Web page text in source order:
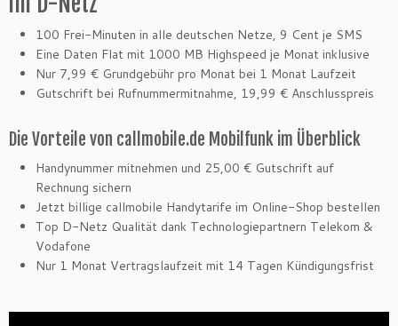
100 Frei-Minuten in alle deutschen Netze, 9 Cent je SMS
Eine Daten Flat mit 1000 MB Highspeed je Monat inklusive
Nur 7,99 € Grundgebühr pro Monat bei 1 Monat Laufzeit
Gutschrift bei Rufnummermitnahme, 19,99 € Anschlusspreis
Die Vorteile von callmobile.de Mobilfunk im Überblick
Handynummer mitnehmen und 25,00 € Gutschrift auf
Rechnung sichern
Jetzt billige callmobile Handytarife im Online-Shop bestellen
Top D-Netz Qualität dank Technologiepartnern Telekom &
Vodafone
Nur 1 Monat Vertragslaufzeit mit 14 Tagen Kündigungsfrist